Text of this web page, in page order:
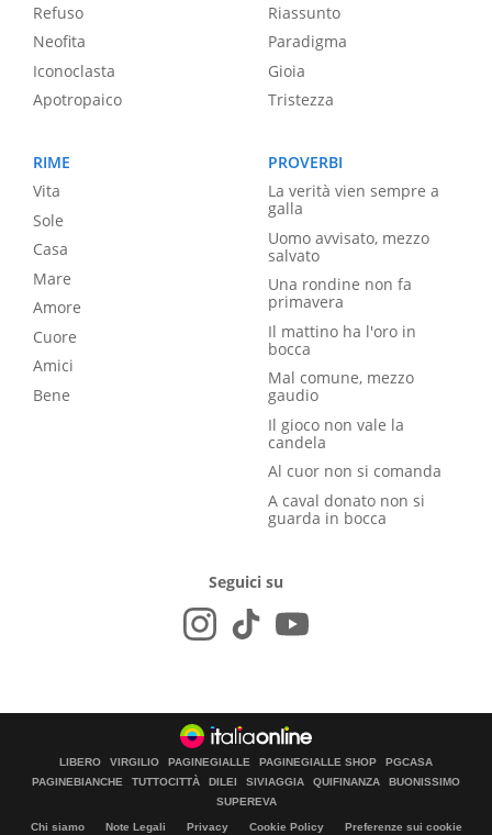
Refuso
Neofita
Iconoclasta
Apotropaico
Riassunto
Paradigma
Gioia
Tristezza
RIME
Vita
Sole
Casa
Mare
Amore
Cuore
Amici
Bene
PROVERBI
La verità vien sempre a
galla
Uomo avvisato, mezzo
salvato
Una rondine non fa
primavera
Il mattino ha l'oro in
bocca
Mal comune, mezzo
gaudio
Il gioco non vale la
candela
Al cuor non si comanda
A caval donato non si
guarda in bocca
Seguici su
LIBERO VIRGILIO PAGINEGIALLE PAGINEGIALLE SHOP
PGCASA
PAGINEBIANCHE
TUTTOCITTÀ DILEI SIVIAGGIA QUIFINANZA
BUONISSIMO
SUPEREVA
Chi siamo Note Legali Privacy Cookie Policy Preferenze sui cookie